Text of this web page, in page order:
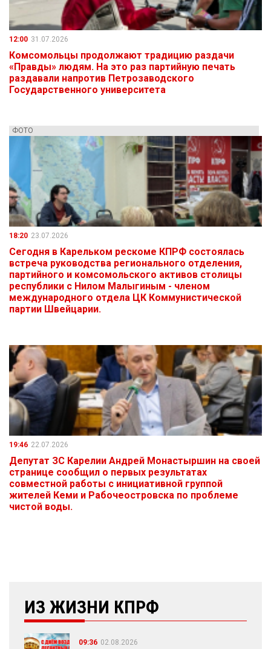
ИЗ ЖИЗНИ КПРФ
09:36 02.08.2026
12:00 31.07.2026
Комсомольцы продолжают традицию раздачи
«Правды» людям. На это раз партийную печать
раздавали напротив Петрозаводского
Государственного университета
ФОТО
18:20 23.07.2026
Сегодня в Карельком рескоме КПРФ состоялась
встреча руководства регионального отделения,
партийного и комсомольского активов столицы
республики с Нилом Малыгиным - членом
международного отдела ЦК Коммунистической
партии Швейцарии.
19:46 22.07.2026
Депутат ЗС Карелии Андрей Монастыршин на своей
странице сообщил о первых результатах
совместной работы с инициативной группой
жителей Кеми и Рабочеостровска по проблеме
чистой воды.